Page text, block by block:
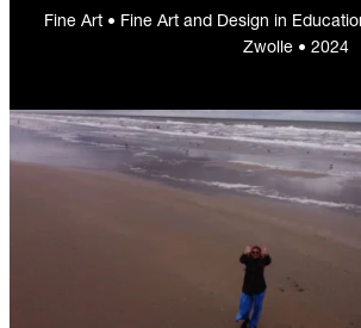
Fine Art • Fine Art and Design in
Zwolle • 2024